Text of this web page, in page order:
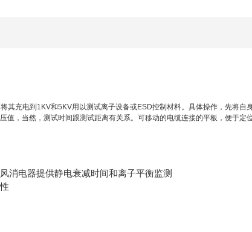
其充电到1KV和5KV用以测试离子设备或ESD控制材料。具体操作，先将自
值，当然，测试时间跟测试距离有关系。可移动的电缆连接的平板，便于定
消电器提供静电衰减时间和离子平衡监测